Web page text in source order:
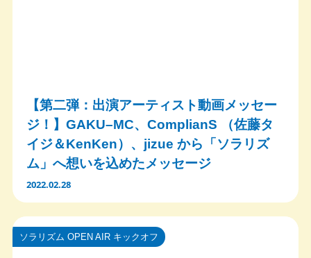
【第二弾：出演アーティスト動画メッセー
ジ！】GAKU–MC、ComplianS （佐藤タ
イジ＆KenKen）、jizue から「ソラリズ
ム」へ想いを込めたメッセージ
2022.02.28
ソラリズム OPEN AIR キックオフ